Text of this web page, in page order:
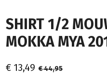
SHIRT 1/2
MOKKA MYA
€ 13,49 € 44,95